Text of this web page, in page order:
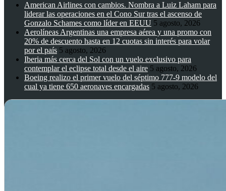
American Airlines con cambios. Nombra a Luiz Laham para
liderar las operaciones en el Cono Sur tras el ascenso de
Gonzalo Schames como líder en EEUU 5 agosto, 2026
Aerolíneas Argentinas una empresa aérea y una promo con
20% de descuento hasta en 12 cuotas sin interés para volar
por el país 5 agosto, 2026
Iberia más cerca del Sol con un vuelo exclusivo para
contemplar el eclipse total desde el aire 5 agosto, 2026
Boeing realizo el primer vuelo del séptimo 777-9 modelo del
cual ya tiene 650 aeronaves encargadas 5 agosto, 2026